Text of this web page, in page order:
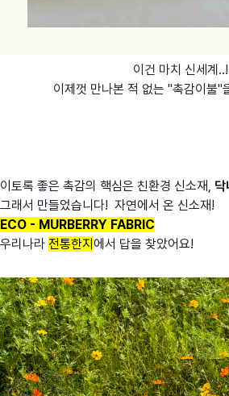
이건 마치 신세계..!
이제껏 만나본 적 없는 "촉감이불"
이토록 좋은 촉감의 핵심은 친환경 신소재,
그래서 만들었습니다! 자연에서 온 신소재!
ECO - MURBERRY FABRIC
우리나라 전통한지에서 답을 찾았어요!